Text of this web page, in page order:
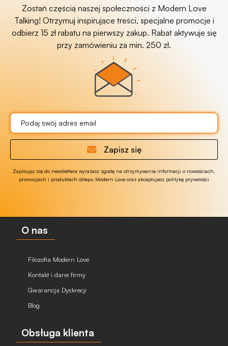
Zostań częścią naszej społeczności z Modern Love
Talking! Otrzymuj inspirujące treści, specjalne promocje i
odbierz 15 zł rabatu na pierwszy zakup. Rabat aktywuje się
przy zamówieniu za min. 250 zł.
Zapisz się
Zapisując się do newslettera wyrażasz zgodę na otrzymywanie informacji o nowościach,
promocjach i produktach sklepu Modern Love oraz akceptujesz politykę prywatości
O nas
Filozofia Modern Love
Kontakt i dane firmy
Gwarancja Dyskrecji
Blog
Obsługa klienta